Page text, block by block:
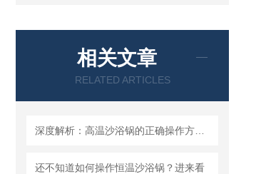
相关文章
RELATED ARTICLES
还不知道如何操作恒温沙浴锅？进来看